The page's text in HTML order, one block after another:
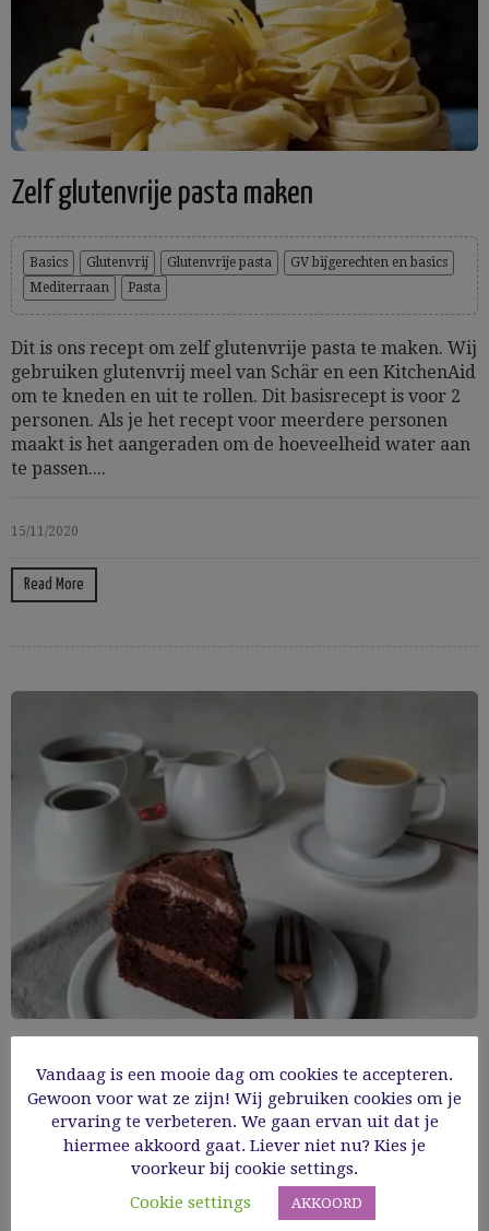
Zelf glutenvrije pasta maken
Basics Glutenvrij Glutenvrije pasta
GV bijgerechten en basics
Mediterraan
Pasta
Dit is ons recept om zelf glutenvrije pasta te maken. Wij
gebruiken glutenvrij meel van Schär en een KitchenAid
om te kneden en uit te rollen. Dit basisrecept is voor 2
personen. Als je het recept voor meerdere personen
maakt is het aangeraden om de hoeveelheid water aan
te passen....
15/11/2020
Read More
Glutenvrije chocoladecake
Cooking Time: 55'
GV bakken GV desserts vegetarisch
De wonderen zijn de wereld nog niet uit, ik ben zowaar
Vandaag is een mooie dag om cookies te accepteren.
Gewoon voor wat ze zijn! Wij gebruiken cookies om je
ervaring te verbeteren. We gaan ervan uit dat je
hiermee akkoord gaat. Liever niet nu? Kies je
voorkeur bij cookie settings.
Cookie settings
AKKOORD